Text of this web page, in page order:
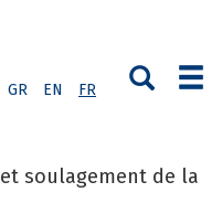
GR EN FR
soulagement de la